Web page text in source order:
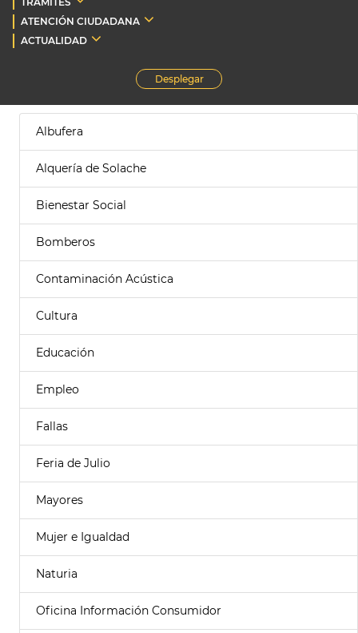
ATENCIÓN CIUDADANA
ACTUALIDAD
Desplegar
Albufera
Alquería de Solache
Bienestar Social
Bomberos
Contaminación Acústica
Cultura
Educación
Empleo
Fallas
Feria de Julio
Mayores
Mujer e Igualdad
Naturia
Oficina Información Consumidor